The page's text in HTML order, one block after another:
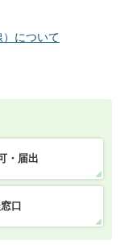
について
・届出
口